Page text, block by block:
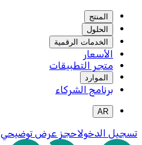
المنتج
الحلول
الخدمات الرقمية
الأسعار
متجر التطبيقات
الموارد
برنامج الشركاء
AR
تسجيل الدخولاحجز عرض توضيحي